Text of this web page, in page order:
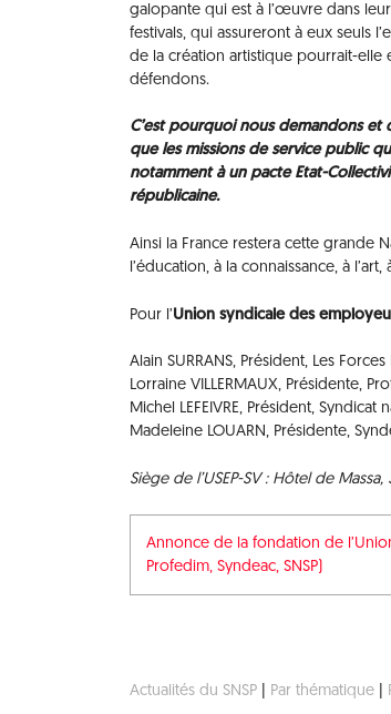
galopante qui est à l’œuvre dans
festivals, qui assureront à eux seuls
de la création artistique pourrait-elle
défendons.
C’est pourquoi nous demandons et
que les missions de service public
notamment à un pacte Etat-
républicaine.
Ainsi la France restera cette grande
l’éducation, à la connaissance, à
Pour l’Union syndicale des
Alain SURRANS, Président, Les
Lorraine VILLERMAUX, Présidente,
Michel LEFEIVRE, Président,
Madeleine LOUARN, Présidente,
Siège de l’USEP-SV : Hôtel de
Annonce de la fondation de
Profedim, Syndeac, SNSP)
Actualités du SNSP Par thématique